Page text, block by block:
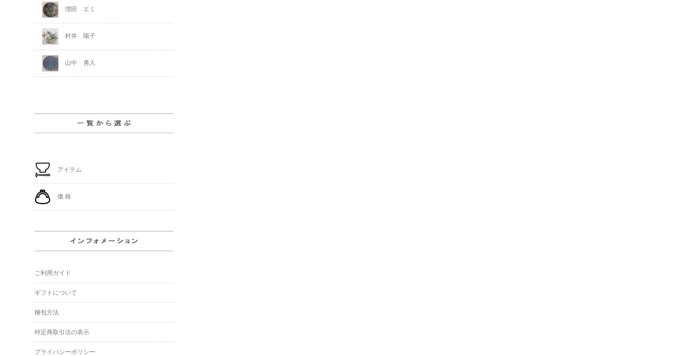
増田 エミ
村井 陽子
山中 勇人
アイテム
価 格
ご利用ガイド
ギフトについて
梱包方法
特定商取引法の表示
プライバシーポリシー